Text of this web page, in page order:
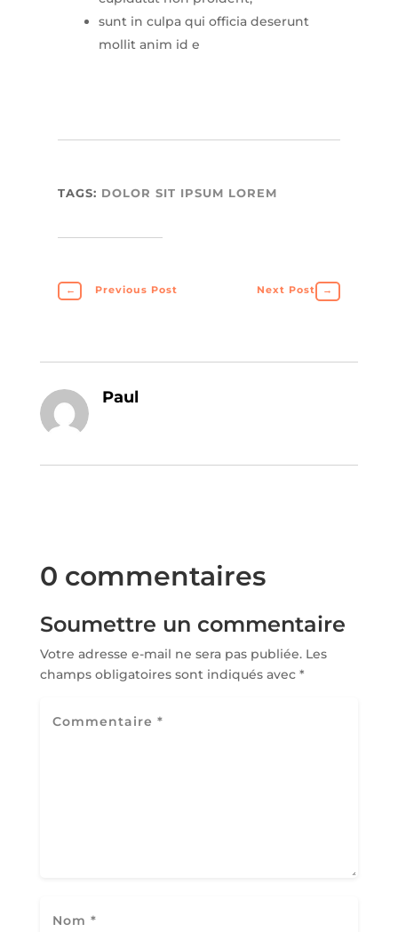
sunt in culpa qui officia deserunt
mollit anim id e
TAGS: DOLOR SIT IPSUM LOREM
← Previous Post Next Post →
Paul
0 commentaires
Soumettre un commentaire
Votre adresse e-mail ne sera pas publiée. Les
champs obligatoires sont indiqués avec *